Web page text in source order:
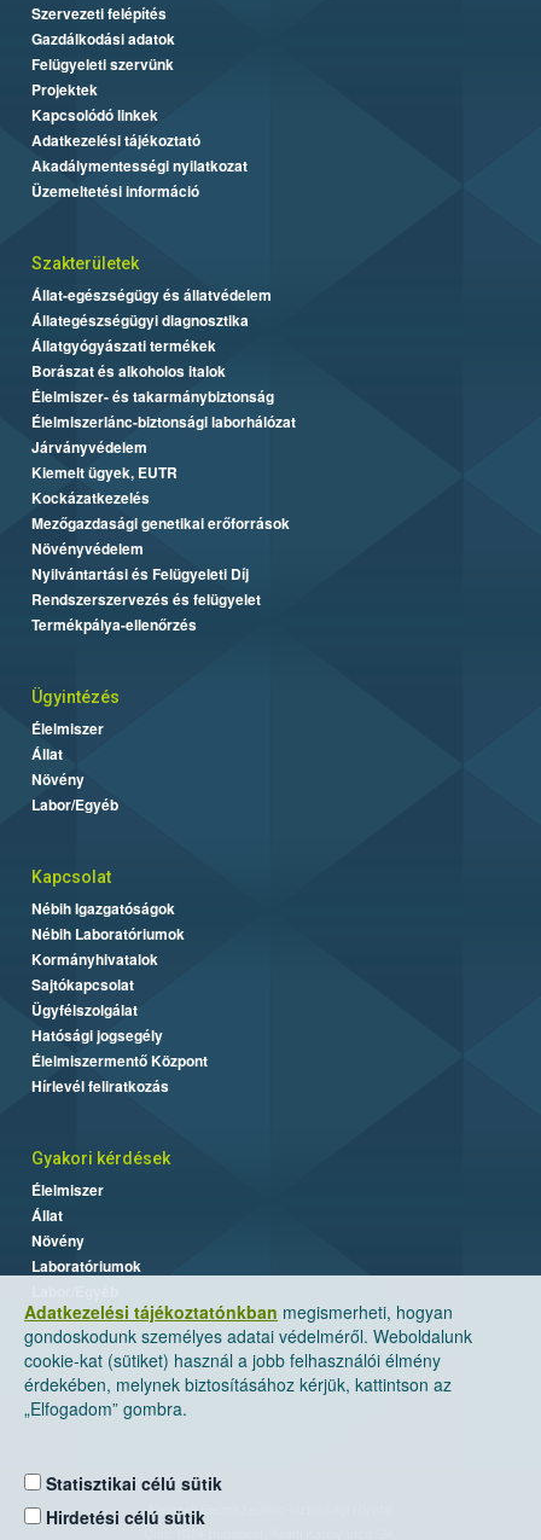
Adatkezelési tájékoztatónkban megismerheti, hogyan
gondoskodunk személyes adatai védelméről. Weboldalunk
cookie-kat (sütiket) használ a jobb felhasználói élmény
érdekében, melynek biztosításához kérjük, kattintson az
„Elfogadom” gombra.
Statisztikai célú sütik
Hirdetési célú sütik
Szervezeti felépítés
Gazdálkodási adatok
Felügyeleti szervünk
Projektek
Kapcsolódó linkek
Adatkezelési tájékoztató
Akadálymentességi nyilatkozat
Üzemeltetési információ
Szakterületek
Állat-egészségügy és állatvédelem
Állategészségügyi diagnosztika
Állatgyógyászati termékek
Borászat és alkoholos italok
Élelmiszer- és takarmánybiztonság
Élelmiszerlánc-biztonsági laborhálózat
Járványvédelem
Kiemelt ügyek, EUTR
Kockázatkezelés
Mezőgazdasági genetikai erőforrások
Növényvédelem
Nyilvántartási és Felügyeleti Díj
Rendszerszervezés és felügyelet
Termékpálya-ellenőrzés
Ügyintézés
Élelmiszer
Állat
Növény
Labor/Egyéb
Kapcsolat
Nébih Igazgatóságok
Nébih Laboratóriumok
Kormányhivatalok
Sajtókapcsolat
Ügyfélszolgálat
Hatósági jogsegély
Élelmiszermentő Központ
Hírlevél feliratkozás
Gyakori kérdések
Élelmiszer
Állat
Növény
Laboratóriumok
Nemzeti Élelmiszerlánc-biztonsági Hivatal